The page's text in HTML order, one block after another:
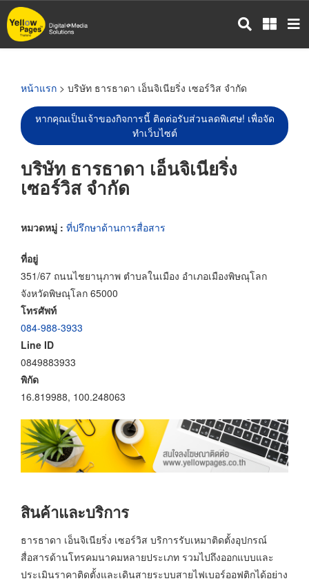
ข้าม
ไป
หน้าแรก > บริษัท ธารธาดา เอ็นจิเนียริ่ง เซอร์วิส จำกัด
หากคุณเป็นเจ้าของกิจการนี้ ติดต่อรับส่วนลดพิเศษ! เพื่อจัด
ทำเว็บไซต์
บริษัท ธารธาดา เอ็นจิเนียริ่ง
เซอร์วิส จำกัด
หมวดหมู่ : ที่ปรึกษาด้านการสื่อสาร
ที่อยู่
351/67 ถนนไชยานุภาพ ตำบลในเมือง อำเภอเมืองพิษณุโลก
จังหวัดพิษณุโลก 65000
โทรศัพท์
084-988-3933
Line ID
0849883933
พิกัด
16.819988, 100.248063
สินค้าและบริการ
ธารธาดา เอ็นจิเนียริ่ง เซอร์วิส บริการรับเหมาติดตั้งอุปกรณ์
สื่อสารด้านโทรคมนาคมหลายประเภท รวมไปถึงออกแบบและ
ประเมินราคาติดตั้งและเดินสายระบบสายไฟเบอร์ออฟติกได้อย่าง